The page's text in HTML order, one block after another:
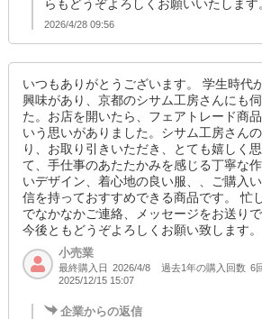
らもどうぞよろしくお願いいたします
2026/4/28 09:56
いつもありがとうございます。 学生時代
興味があり、京都のシサム工房さんにも
た。お店を開いたら、フェアトレード商
いう思いがありました。シサム工房さん
り、お取り引きいただき、とても嬉しく
て、手仕事のあたたかみを感じる丁寧な
いデザイン、着心地の良い服、、ご購入
信を持っておすすめできる商品です。 忙
でなかなかご連絡、メッセージをお送り
今後ともどうぞよろしくお願い致します。
小売業
最終購入日 2026/4/8 過去1年の購入回数 6
2025/12/15 15:07
企業からの返信